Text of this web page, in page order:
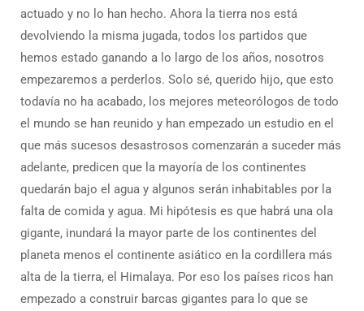
actuado y no lo han hecho. Ahora la tierra nos está
devolviendo la misma jugada, todos los partidos que
hemos estado ganando a lo largo de los años, nosotros
empezaremos a perderlos. Solo sé, querido hijo, que esto
todavía no ha acabado, los mejores meteorólogos de todo
el mundo se han reunido y han empezado un estudio en el
que más sucesos desastrosos comenzarán a suceder más
adelante, predicen que la mayoría de los continentes
quedarán bajo el agua y algunos serán inhabitables por la
falta de comida y agua. Mi hipótesis es que habrá una ola
gigante, inundará la mayor parte de los continentes del
planeta menos el continente asiático en la cordillera más
alta de la tierra, el Himalaya. Por eso los países ricos han
empezado a construir barcas gigantes para lo que se